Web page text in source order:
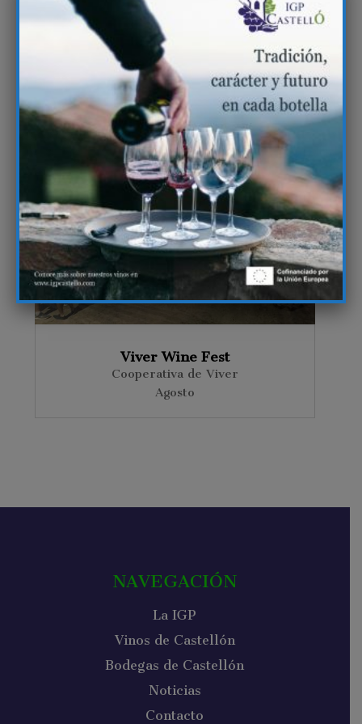
Tiempo de vendimia
Cooperativa de Viver
Septiembre
Viver Wine Fest
Cooperativa de Viver
Agosto
NAVEGACIÓN
La IGP
Vinos de Castellón
Bodegas de Castellón
Noticias
Contacto